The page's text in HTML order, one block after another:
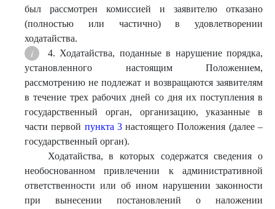
был рассмотрен комиссией и заявителю отказано
(полностью или частично) в удовлетворении
ходатайства.
4. Ходатайства, поданные в нарушение порядка,
установленного настоящим Положением,
рассмотрению не подлежат и возвращаются заявителям
в течение трех рабочих дней со дня их поступления в
государственный орган, организацию, указанные в
части первой пункта 3настоящего Положения (далее –
государственный орган).
Ходатайства, в которых содержатся сведения о
необоснованном привлечении к административной
ответственности или об ином нарушении законности
при вынесении постановлений о наложении